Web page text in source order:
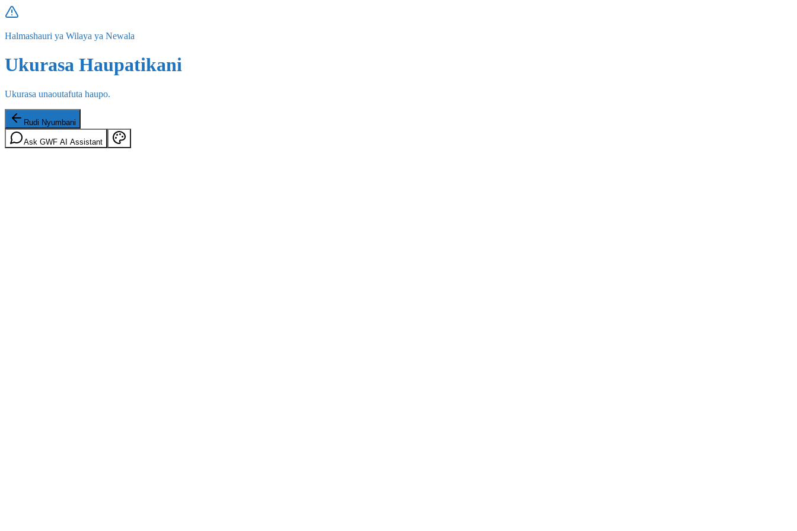
Halmashauri ya Wilaya ya Newala
Ukurasa Haupatikani
Ukurasa unaoutafuta haupo.
Rudi Nyumbani
Ask GWF AI Assistant